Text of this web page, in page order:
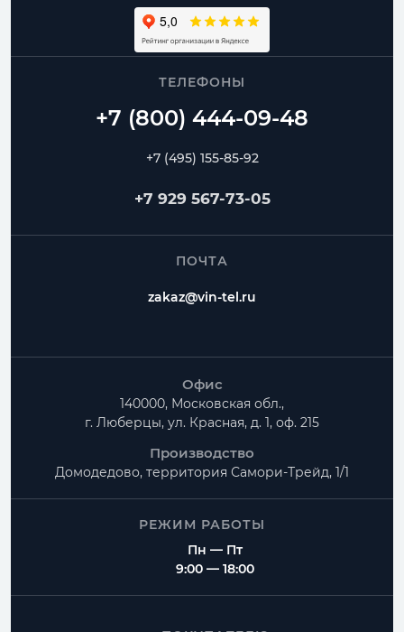
ТЕЛЕФОНЫ
+7 (495) 155-85-92
+7 929 567-73-05
ПОЧТА
zakaz@vin-tel.ru
Офис
140000, Московская обл.,
г. Люберцы, ул. Красная, д. 1, оф. 215
Производство
Домодедово, территория Самори-Трейд, 1/1
РЕЖИМ РАБОТЫ
Пн — Пт
9:00 — 18:00